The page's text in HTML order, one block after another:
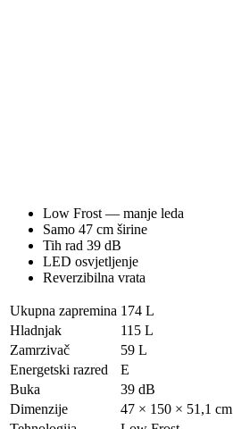
Low Frost — manje leda
Samo 47 cm širine
Tih rad 39 dB
LED osvjetljenje
Reverzibilna vrata
Ukupna zapremina 174 L
Hladnjak
115 L
Zamrzivač
59 L
Energetski razred
E
Buka
39 dB
Dimenzije
47 × 150 × 51,1 cm